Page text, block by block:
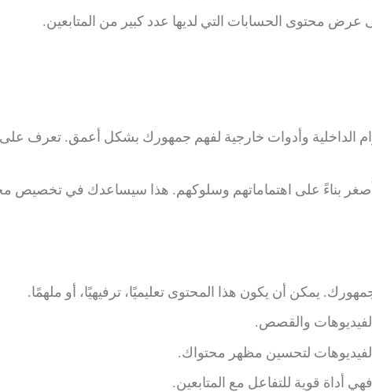
عرض محتوى الحسابات التي لديها عدد كبير من المتابعين.
الداخلية وأدوات خارجية لفهم جمهورك بشكل أعمق. تعرف
بناءً على اهتماماتهم وسلوكهم. هذا سيساعدك في تخصيص
يمكن أن يكون هذا المحتوى تعليميًا، ترفيهيًا، أو ملهمًا.
والقصص.
لتحسين مظهر محتواك.
قوية للتفاعل مع المتابعين.